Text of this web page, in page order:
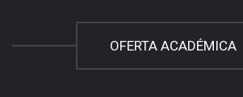
OFERTA ACADÉMICA